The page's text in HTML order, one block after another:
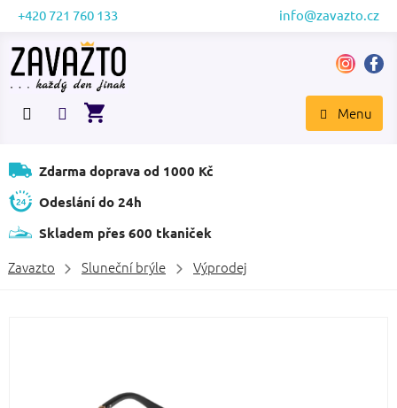
Přejít
obsah
+420 721 760 133 info@zavazto.cz
NÁKUPNÍ
Zdarma doprava od 1000 Kč
Odeslání do 24h
Skladem přes 600 tkaniček
Zavazto Sluneční brýle Výprodej